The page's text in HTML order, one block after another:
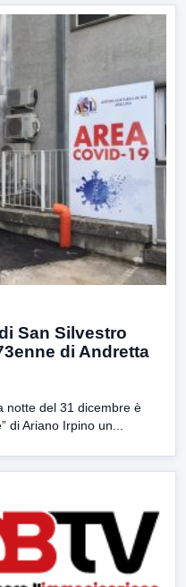
San Silvestro
di Andretta
notte del 31 dicembre è
di Ariano Irpino un...